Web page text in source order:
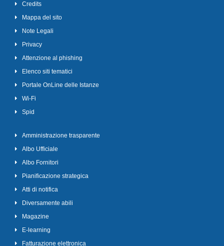
Credits
Mappa del sito
Note Legali
Privacy
Attenzione al phishing
Elenco siti tematici
Portale OnLine delle Istanze
Wi-Fi
Spid
Amministrazione trasparente
Albo Ufficiale
Albo Fornitori
Pianificazione strategica
Atti di notifica
Diversamente abili
Magazine
E-learning
Fatturazione elettronica